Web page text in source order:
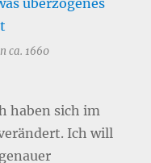
ca. 1660
haben sich im
Ich will